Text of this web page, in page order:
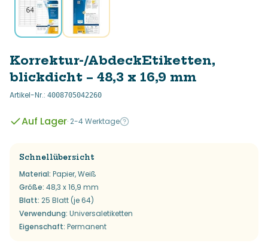
Korrektur-/AbdeckEtiketten,
blickdicht – 48,3 x 16,9 mm
Artikel-Nr.: 4008705042260
Auf Lager· 2-4 Werktage
Schnellübersicht
Material: Papier, Weiß
Größe: 48,3 x 16,9 mm
Blatt: 25 Blatt (je 64)
Verwendung: Universaletiketten
Eigenschaft: Permanent